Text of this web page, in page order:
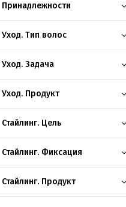
Принадлежности
Уход. Тип волос
Уход. Задача
Уход. Продукт
Стайлинг. Цель
Стайлинг. Фиксация
Стайлинг. Продукт